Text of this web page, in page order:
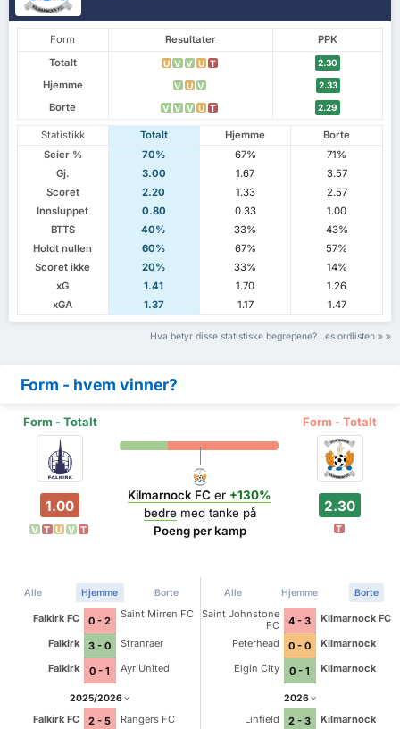
Form Resultater
PPK
Totalt
U V V U T 2.30
Hjemme V U V 2.33
Borte V V V U T 2.29
Statistikk Totalt Hjemme
Borte
Seier %
70% 67%
71%
Gj.
3.00 1.67
3.57
Scoret
2.20 1.33
2.57
Innsluppet
0.80 0.33
1.00
BTTS
40% 33%
43%
Holdt nullen
60% 67%
57%
Scoret ikke
20% 33%
14%
xG
1.41 1.70
1.26
xGA
1.37 1.17 1.47
Hva betyr disse statistiske begrepene? Les ordlisten
Form - hvem vinner?
Form - Totalt Form - Totalt
1.00
V T U V T
Kilmarnock FC er +130%
bedremed tanke på
Poeng per kamp
2.30
T
Alle Hjemme Borte
Falkirk FC 0 - 2
Saint Mirren FC
Falkirk 3 - 0
Stranraer
Falkirk
0 - 1 Ayr United
2025/2026
Falkirk FC 2 - 5
Rangers FC
Alle Hjemme Borte
Saint Johnstone
FC
4 - 3
Kilmarnock FC
Peterhead
0 - 0
Kilmarnock
Elgin City
0 - 1 Kilmarnock
2026
Linfield 2 - 3
Kilmarnock